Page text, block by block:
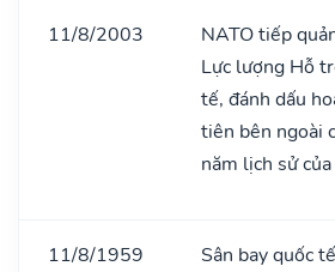
11/8/2003
NATO tiếp
Lực lượng Hỗ
tế, đánh dấu
tiên bên ngoài
năm lịch sử
11/8/1959
Sân bay quốc